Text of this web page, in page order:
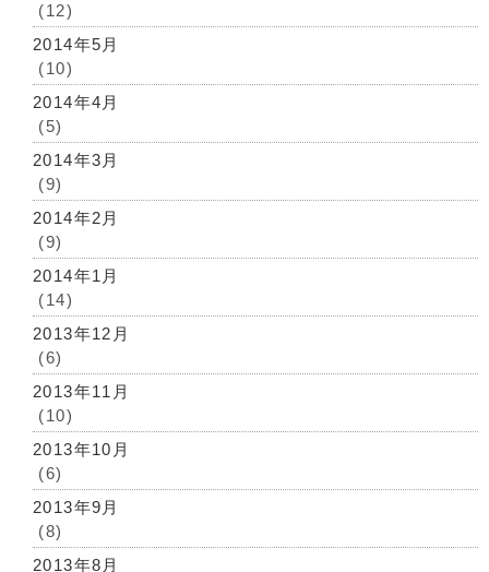
(12)
2014年5月
(10)
2014年4月
(5)
2014年3月
(9)
2014年2月
(9)
2014年1月
(14)
2013年12月
(6)
2013年11月
(10)
2013年10月
(6)
2013年9月
(8)
2013年8月